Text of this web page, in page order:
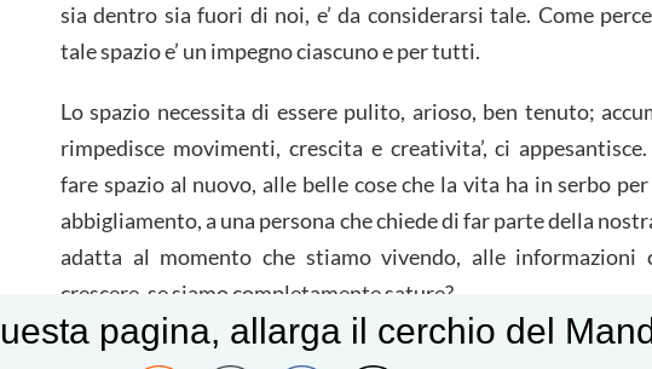
sia dentro sia fuori di noi, e’ da considerarsi tale. Come
tale spazio e’ un impegno ciascuno e per tutti.
Lo spazio necessita di essere pulito, arioso, ben tenuto;
rimpedisce movimenti, crescita e creativita’, ci
fare spazio al nuovo, alle belle cose che la vita ha in serbo
abbigliamento, a una persona che chiede di far parte della
adatta al momento che stiamo vivendo, alle informazioni
crescere, se siamo completamente sature?
Tutto quello che facciamo richiede tempo ed energia.
pagina, allarga il cerchio del